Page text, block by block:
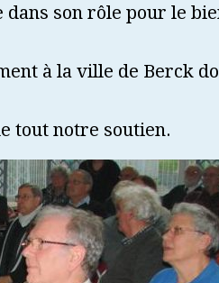
son rôle pour le
à la ville de Berck
tout notre soutien.